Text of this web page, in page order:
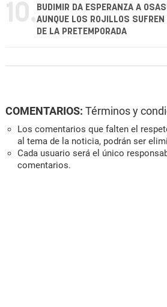
10. BUDIMIR DA ESPERANZA A
AUNQUE LOS ROJILLOS SUFREN
DE LA PRETEMPORADA
COMENTARIOS: Términos y
Los comentarios que falten el
al tema de la noticia, podrán ser
Cada usuario será el único
comentarios.